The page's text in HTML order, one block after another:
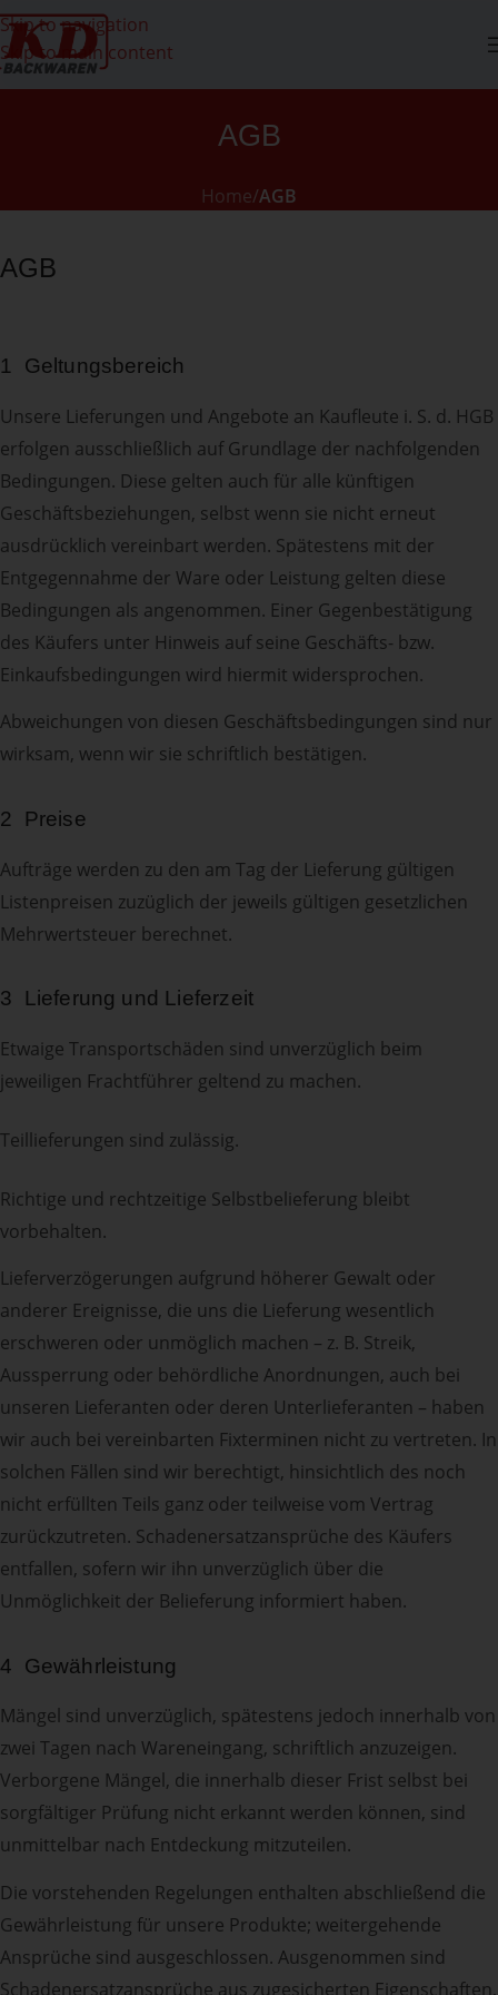
Skip to navigation
Skip to main content
AGB
Home/AGB
AGB
1 Geltungsbereich
Unsere Lieferungen und Angebote an Kaufleute i. S. d. HGB
erfolgen ausschließlich auf Grundlage der nachfolgenden
Bedingungen. Diese gelten auch für alle künftigen
Geschäftsbeziehungen, selbst wenn sie nicht erneut
ausdrücklich vereinbart werden. Spätestens mit der
Entgegennahme der Ware oder Leistung gelten diese
Bedingungen als angenommen. Einer Gegenbestätigung
des Käufers unter Hinweis auf seine Geschäfts- bzw.
Einkaufsbedingungen wird hiermit widersprochen.
Abweichungen von diesen Geschäftsbedingungen sind nur
wirksam, wenn wir sie schriftlich bestätigen.
2 Preise
Aufträge werden zu den am Tag der Lieferung gültigen
Listenpreisen zuzüglich der jeweils gültigen gesetzlichen
Mehrwertsteuer berechnet.
3 Lieferung und Lieferzeit
Etwaige Transportschäden sind unverzüglich beim
jeweiligen Frachtführer geltend zu machen.
Teillieferungen sind zulässig.
Richtige und rechtzeitige Selbstbelieferung bleibt
vorbehalten.
Lieferverzögerungen aufgrund höherer Gewalt oder
anderer Ereignisse, die uns die Lieferung wesentlich
erschweren oder unmöglich machen – z. B. Streik,
Aussperrung oder behördliche Anordnungen, auch bei
unseren Lieferanten oder deren Unterlieferanten – haben
wir auch bei vereinbarten Fixterminen nicht zu vertreten. In
solchen Fällen sind wir berechtigt, hinsichtlich des noch
nicht erfüllten Teils ganz oder teilweise vom Vertrag
zurückzutreten. Schadenersatzansprüche des Käufers
entfallen, sofern wir ihn unverzüglich über die
Unmöglichkeit der Belieferung informiert haben.
4 Gewährleistung
Mängel sind unverzüglich, spätestens jedoch innerhalb von
zwei Tagen nach Wareneingang, schriftlich anzuzeigen.
Verborgene Mängel, die innerhalb dieser Frist selbst bei
sorgfältiger Prüfung nicht erkannt werden können, sind
unmittelbar nach Entdeckung mitzuteilen.
Die vorstehenden Regelungen enthalten abschließend die
Gewährleistung für unsere Produkte; weitergehende
Ansprüche sind ausgeschlossen. Ausgenommen sind
Schadenersatzansprüche aus zugesicherten Eigenschaften,